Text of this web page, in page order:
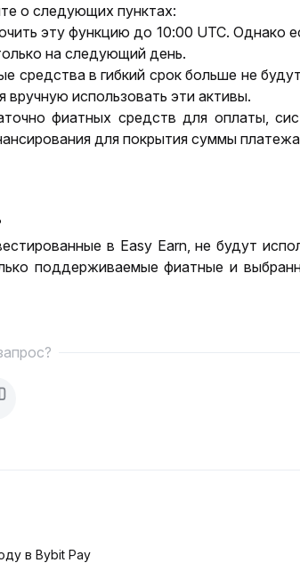
о следующих пунктах:
эту функцию до 10:00 UTC. Однако
на следующий день.
средства в гибкий срок больше не
использовать эти активы.
фиатных средств для оплаты,
для покрытия суммы
в Easy Earn, не будут
поддерживаемые фиатные и
в Bybit Pay